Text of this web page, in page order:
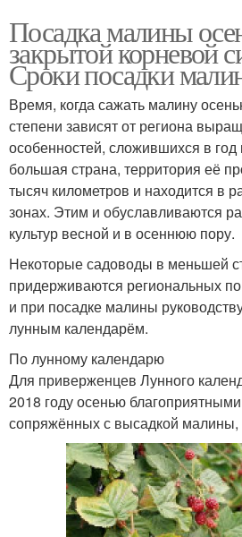
Посадка малины
закрытой корневой
Сроки посадки
Время, когда сажать малину
степени зависят от региона
особенностей, сложившихся в год
большая страна, территория её
тысяч километров и находится в
зонах. Этим и обуславливаются
культур весной и в осеннюю пору.
Некоторые садоводы в меньшей
придерживаются региональных
и при посадке малины
лунным календарём.
По лунному календарю
Для приверженцев Лунного
2018 году осенью
сопряжённых с высадкой малины,